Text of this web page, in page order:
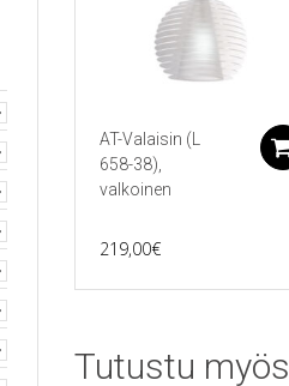
AT-Valaisin (L
658-38),
valkoinen
219,00€
Tutustu myös